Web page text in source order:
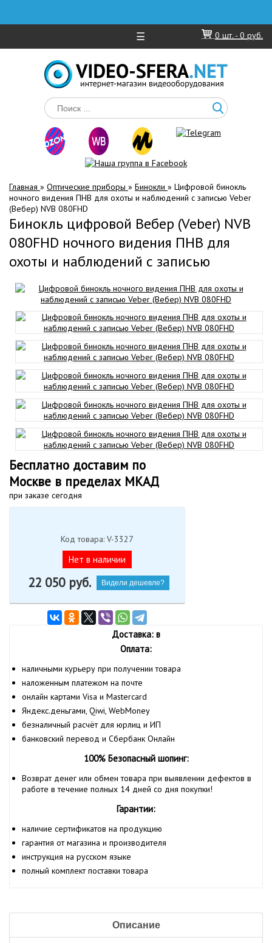
☰ 0 шт. - 0 руб.
Главная » Оптические приборы » Бинокли » Цифровой бинокль
ночного видения ПНВ для охоты и наблюдений с записью Veber
(Вебер) NVB 080FHD
Бинокль цифровой Вебер (Veber) NVB
080FHD ночного видения ПНВ для
охоты и наблюдений с записью
Бесплатно доставим по
Москве в пределах МКАД
при заказе сегодня
Код товара: V-3327
Нет в наличии
22 050 руб. Видели дешевле?
Доставка: в
Оплата:
наличными курьеру при получении товара
наложенным платежом на почте
онлайн картами Visa и Mastercard
Яндекс.деньгами, Qiwi, WebMoney
безналичный расчёт для юрлиц и ИП
банковский перевод и Сбербанк Онлайн
100% Безопасный шопинг:
Возврат денег или обмен товара при выявлении дефектов в
работе в течение полных 14 дней со дня покупки!
Гарантии:
наличие сертификатов на продукцию
гарантия от магазина и производителя
инструкция на русском языке
полный комплект поставки товара
Описание